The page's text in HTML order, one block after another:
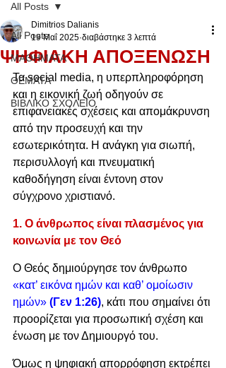
All Posts
ΜΑΘΗΜΑΤΑ
ΘΕΜΑΤΑ
ΒΙΒΛΙΚΟ ΣΧΟΛΕΙΟ
All Posts
ΨΗΦΙΑΚΗ ΑΠΟΞΕΝΩΣΗ
Dimitrios Dalianis
19 Μαΐ 2025 διαβάστηκε 3 λεπτά
Τα social media, η υπερπληροφόρηση
και η εικονική ζωή οδηγούν σε
επιφανειακές σχέσεις και απομάκρυνση
από την προσευχή και την
εσωτερικότητα. Η ανάγκη για σιωπή,
περισυλλογή και πνευματική
καθοδήγηση είναι έντονη στον
σύγχρονο χριστιανό.
1. Ο άνθρωπος είναι πλασμένος για
κοινωνία με τον Θεό
Ο Θεός δημιούργησε τον άνθρωπο
«κατ’ εικόνα ημών και καθ’ ομοίωσιν
ημών» (Γεν 1:26), κάτι που σημαίνει ότι
προορίζεται για προσωπική σχέση και
ένωση με τον Δημιουργό του.
Όμως η ψηφιακή απορρόφηση εκτρέπει